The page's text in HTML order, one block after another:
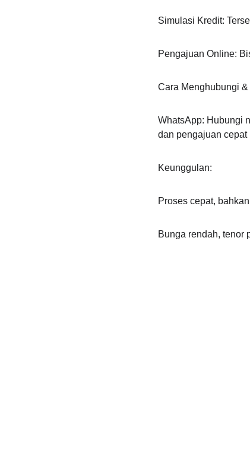
Simulasi Kredit:
Pengajuan Online:
Cara Menghubungi
WhatsApp: Hubungi
dan pengajuan cepat
Keunggulan:
Proses cepat,
Bunga rendah, tenor